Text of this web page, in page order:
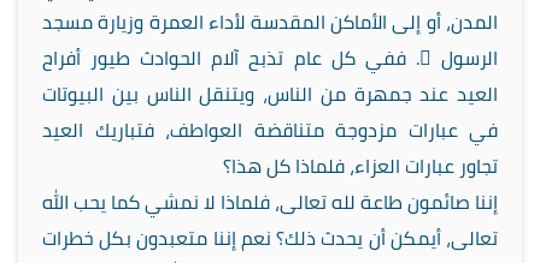
المدن، أو إلى الأماكن المقدسة لأداء العمرة وزيارة مسجد
الرسول . ففي كل عام تذبح آلام الحوادث طيور أفراح
العيد عند جمهرة من الناس، ويتنقل الناس بين البيوتات
في عبارات مزدوجة متناقضة العواطف، فتباريك العيد
تجاور عبارات العزاء، فلماذا كل هذا؟
إننا صائمون طاعة لله تعالى، فلماذا لا نمشي كما يحب الله
تعالى، أيمكن أن يحدث ذلك؟ نعم إننا متعبدون بكل خطرات